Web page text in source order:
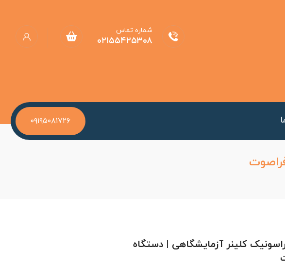
شماره تماس
۰۲۱۵۵۴۲۵۳۰۸
۰۹۱۹۵۰۸۱۷۲۶
کلینر آزمایشگاهی | دستگاه